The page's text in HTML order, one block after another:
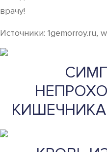
врачу!
Источники: 1gemorroy.ru,